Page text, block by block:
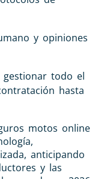
y opiniones
gestionar todo el
hasta
motos online
anticipando
y las